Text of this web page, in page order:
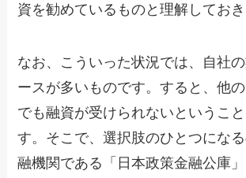
資を勧めているものと理解しておき
なお、こういった状況では、自社
ースが多いものです。すると、他
でも融資が受けられないというこ
す。そこで、選択肢のひとつにな
融機関である「日本政策金融公庫」